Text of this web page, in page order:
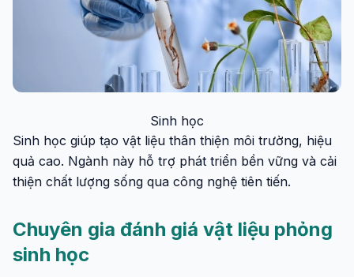
Sinh học
Sinh học giúp tạo vật liệu thân thiện môi trường, hiệu
quả cao. Ngành này hỗ trợ phát triển bền vững và cải
thiện chất lượng sống qua công nghệ tiên tiến.
Chuyên gia đánh giá vật liệu phỏng
sinh học